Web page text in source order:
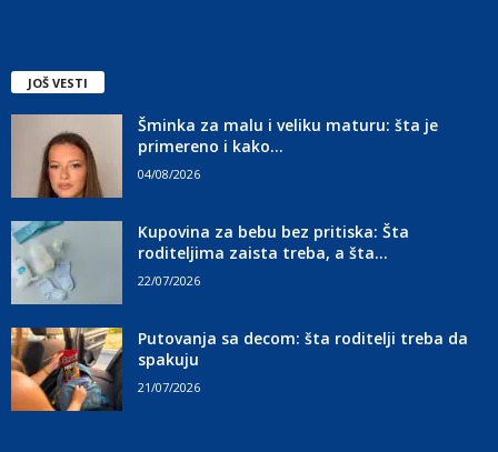
JOŠ VESTI
Šminka za malu i veliku maturu: šta je
primereno i kako...
04/08/2026
Kupovina za bebu bez pritiska: Šta
roditeljima zaista treba, a šta...
22/07/2026
Putovanja sa decom: šta roditelji treba da
spakuju
21/07/2026